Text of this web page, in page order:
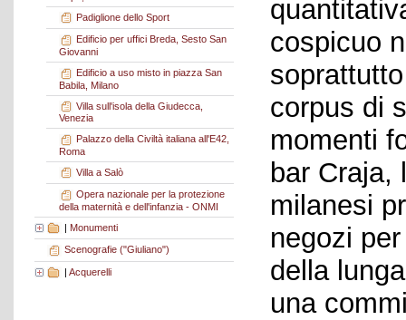
Padiglione dello Sport
Edificio per uffici Breda, Sesto San
Giovanni
Edificio a uso misto in piazza San
Babila, Milano
Villa sull'isola della Giudecca,
Venezia
Palazzo della Civiltà italiana all'E42,
Roma
Villa a Salò
Opera nazionale per la protezione
della maternità e dell'infanzia - ONMI
| Monumenti
Scenografie ("Giuliano")
| Acquerelli
cospicuo
corpus di
momenti
bar Craja,
milanesi
negozi
della
una